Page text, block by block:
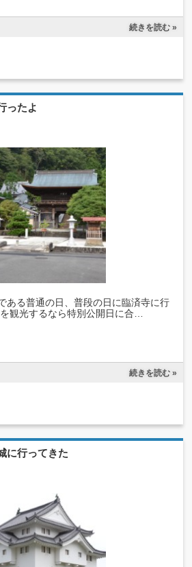
続きを読む »
ったよ
ある普通の日、普段の日に臨済寺に行
観光するなら特別公開日に合…
続きを読む »
に行ってきた